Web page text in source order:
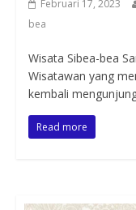
Februari 17, 2023
bea
Wisata Sibea-bea
Wisatawan yang
kembali
Read more